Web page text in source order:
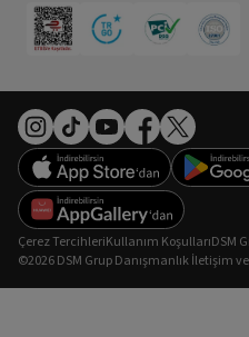
©2026 DSM Grup Danışmanlık İletişim ve
Çerez TercihleriKullanım KoşullarıDSM